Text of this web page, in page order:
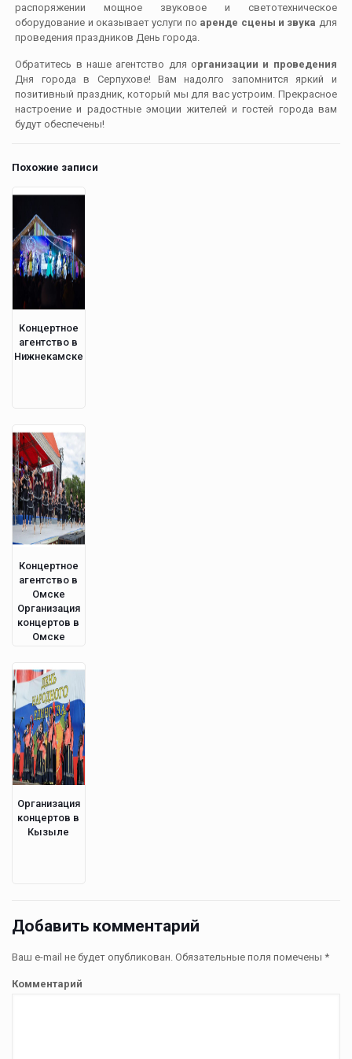
распоряжении мощное звуковое и светотехническое
оборудование и оказывает услуги по аренде сцены и звука для
проведения праздников День города.
Обратитесь в наше агентство для организации и проведения
Дня города в Серпухове! Вам надолго запомнится яркий и
позитивный праздник, который мы для вас устроим. Прекрасное
настроение и радостные эмоции жителей и гостей города вам
будут обеспечены!
Похожие записи
Концертное
агентство в
Нижнекамске
Концертное
агентство в
Омске
Организация
концертов в
Омске
Организация
концертов в
Кызыле
Добавить комментарий
Ваш e-mail не будет опубликован. Обязательные поля помечены *
Комментарий